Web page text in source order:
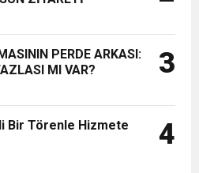
PERDE ARKASI:
MI VAR?
3
Bir Törenle Hizmete
4